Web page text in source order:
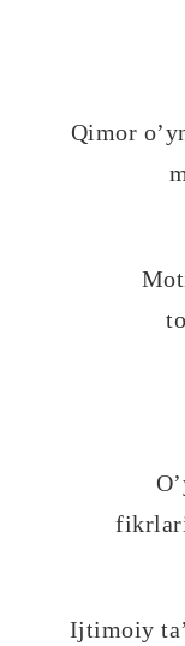
Qimor
Ijtimoiy